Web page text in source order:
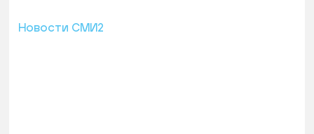
Новости СМИ2